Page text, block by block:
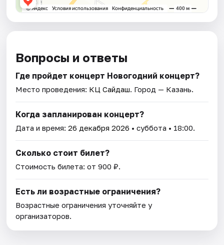
Вопросы и ответы
Где пройдет концерт Новогодний концерт?
Место проведения: КЦ Сайдаш. Город — Казань.
Когда запланирован концерт?
Дата и время:26 декабря 2026 • суббота • 18:00.
Сколько стоит билет?
Стоимость билета: от 900 ₽.
Есть ли возрастные ограничения?
Возрастные ограничения уточняйте у
организаторов.